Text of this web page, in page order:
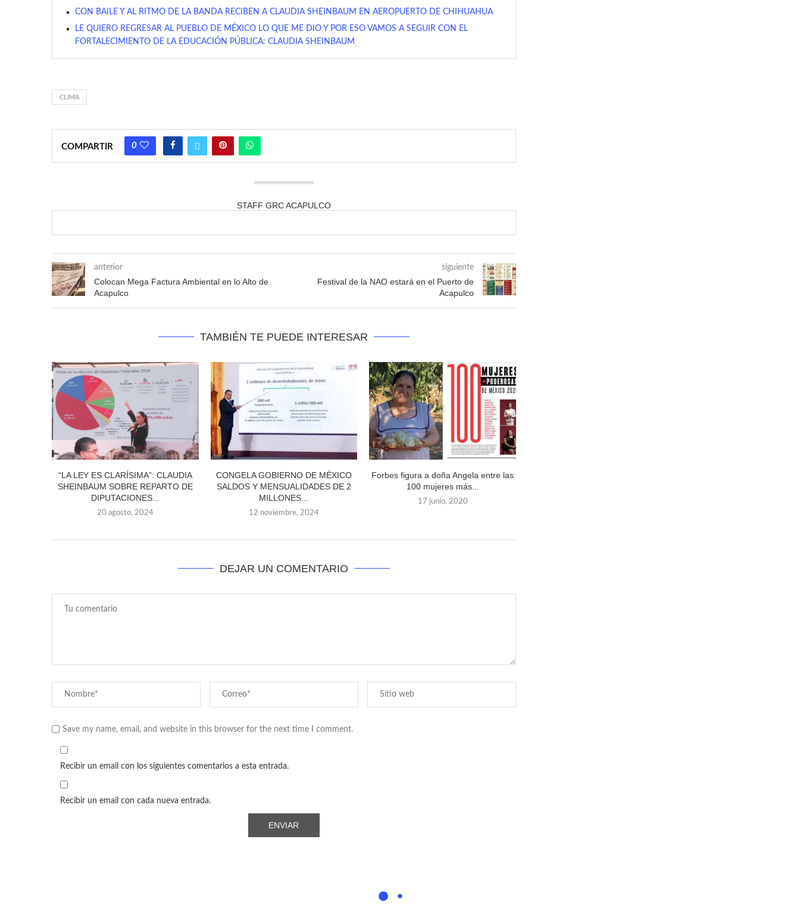
CON BAILE Y AL RITMO DE LA BANDA RECIBEN A CLAUDIA SHEINBAUM EN AEROPUERTO DE CHIHUAHUA
LE QUIERO REGRESAR AL PUEBLO DE MÉXICO LO QUE ME DIO Y POR ESO VAMOS A SEGUIR CON EL
FORTALECIMIENTO DE LA EDUCACIÓN PÚBLICA: CLAUDIA SHEINBAUM
CLIMA
COMPARTIR 0
STAFF GRC ACAPULCO
anterior
Colocan Mega Factura Ambiental en lo Alto de
Acapulco
siguiente
Festival de la NAO estará en el Puerto de
Acapulco
TAMBIÉN TE PUEDE INTERESAR
“LA LEY ES CLARÍSIMA”: CLAUDIA
SHEINBAUM SOBRE REPARTO DE
DIPUTACIONES...
20 agosto, 2024
CONGELA GOBIERNO DE MÉXICO
SALDOS Y MENSUALIDADES DE 2
MILLONES...
12 noviembre, 2024
Forbes figura a doña Angela entre las
100 mujeres más...
17 junio, 2020
DEJAR UN COMENTARIO
Save my name, email, and website in this browser for the next time I comment.
Recibir un email con los siguientes comentarios a esta entrada.
Recibir un email con cada nueva entrada.